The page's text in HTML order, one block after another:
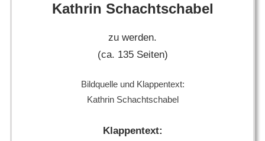
Kathrin Schachtschabel
zu werden.
(ca. 135 Seiten)
Bildquelle und Klappentext:
Kathrin Schachtschabel
Klappentext: